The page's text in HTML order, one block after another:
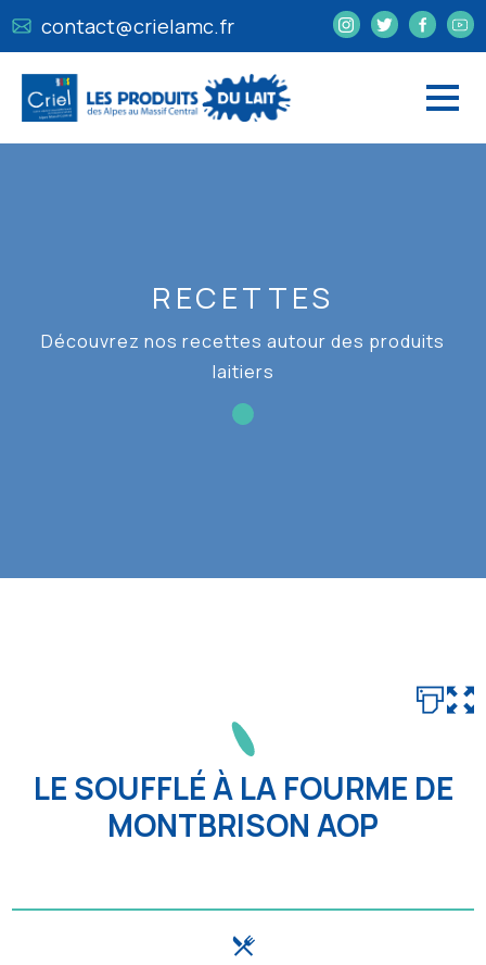
contact@crielamc.fr
RECETTES
Découvrez nos recettes autour des produits
laitiers
LE SOUFFLÉ À LA FOURME DE
MONTBRISON AOP